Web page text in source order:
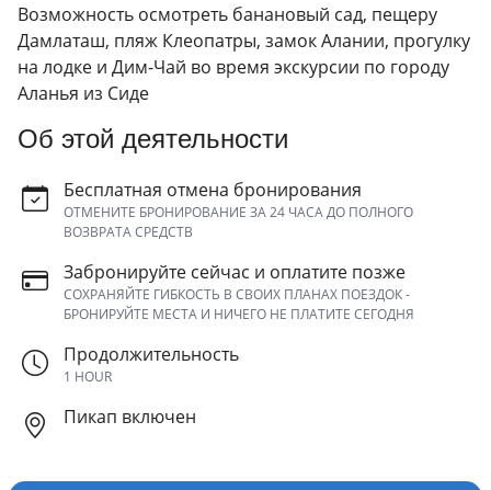
Возможность осмотреть банановый сад, пещеру
Дамлаташ, пляж Клеопатры, замок Алании, прогулку
на лодке и Дим-Чай во время экскурсии по городу
Аланья из Сиде
Об этой деятельности
Бесплатная отмена бронирования
ОТМЕНИТЕ БРОНИРОВАНИЕ ЗА 24 ЧАСА ДО ПОЛНОГО
ВОЗВРАТА СРЕДСТВ
Забронируйте сейчас и оплатите позже
СОХРАНЯЙТЕ ГИБКОСТЬ В СВОИХ ПЛАНАХ ПОЕЗДОК -
БРОНИРУЙТЕ МЕСТА И НИЧЕГО НЕ ПЛАТИТЕ СЕГОДНЯ
Продолжительность
1 HOUR
Пикап включен